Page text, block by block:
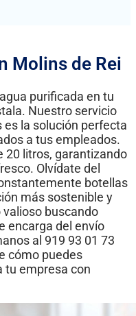
Molins de Rei
purificada en tu
Nuestro servicio
la solución perfecta
a tus empleados.
20 litros, garantizando
Olvídate del
botellas
más sostenible y
buscando
encarga del envío
al 919 93 01 73
cómo puedes
tu empresa con